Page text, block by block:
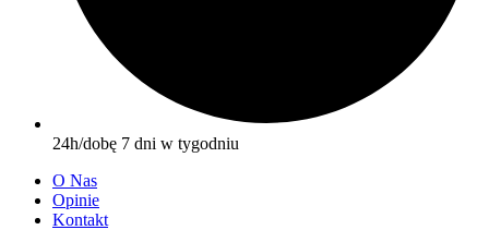
24h/dobę 7 dni w tygodniu
O Nas
Opinie
Kontakt